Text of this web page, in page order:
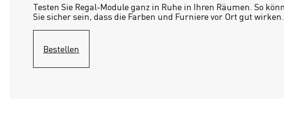
Testen Sie Regal-Module ganz in Ruhe in Ihren Räumen. So
Sie sicher sein, dass die Farben und Furniere vor Ort gut wirken.
Bestellen